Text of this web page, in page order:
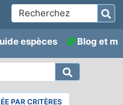
espèces Blog et
PAR CRITÈRES